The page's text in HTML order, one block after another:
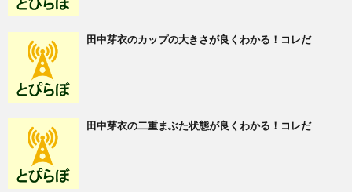
田中芽衣のカップの大きさが良くわかる！コレだ
田中芽衣の二重まぶた状態が良くわかる！コレだ